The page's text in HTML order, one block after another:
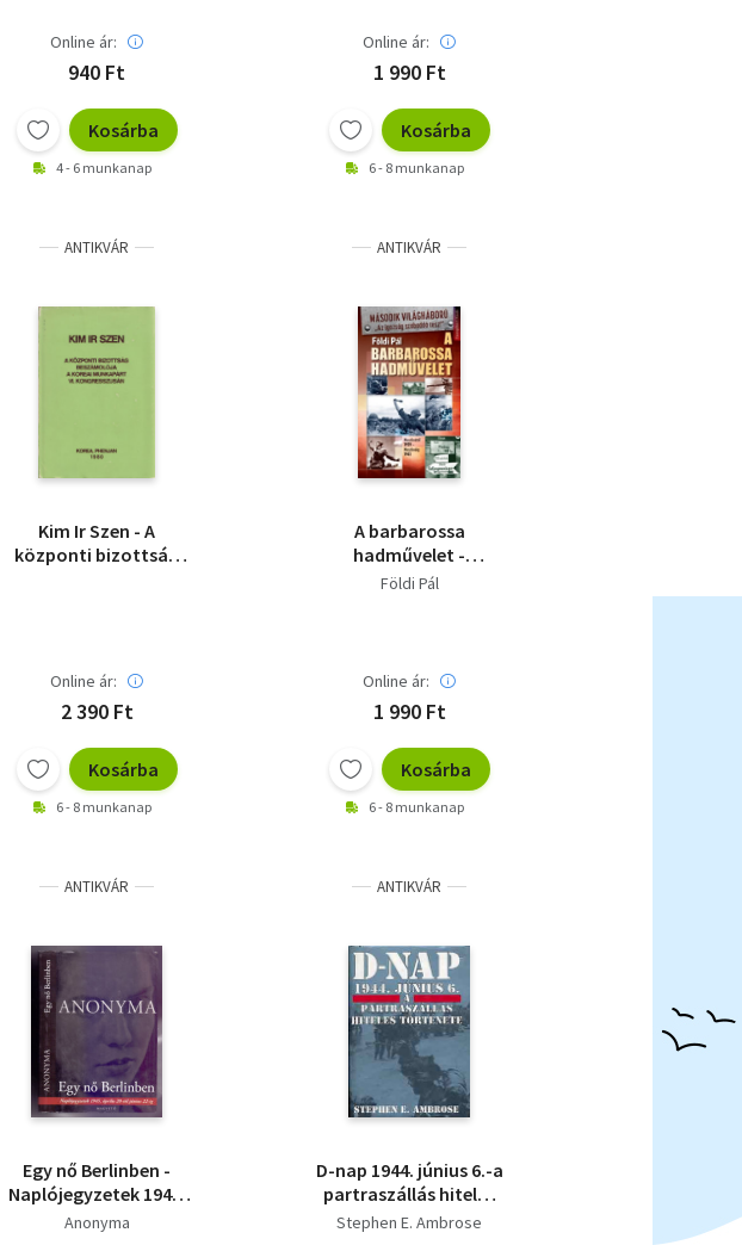
Online ár:
940 Ft
Kosárba
4 - 6 munkanap
Online ár:
1 990 Ft
Kosárba
6 - 8 munkanap
ANTIKVÁR
Kim Ir Szen - A
központi bizottság
Online ár:
2 390 Ft
Kosárba
6 - 8 munkanap
ANTIKVÁR
A barbarossa
hadművelet -
Moszkvától 1939 -
Földi Pál
Online ár:
1 990 Ft
Kosárba
6 - 8 munkanap
ANTIKVÁR
Egy nő Berlinben -
Naplójegyzetek 1945.
április 20-tól június 22-
Anonyma
ANTIKVÁR
D-nap 1944. június 6.-a
partraszállás hiteles
története
Stephen E. Ambrose